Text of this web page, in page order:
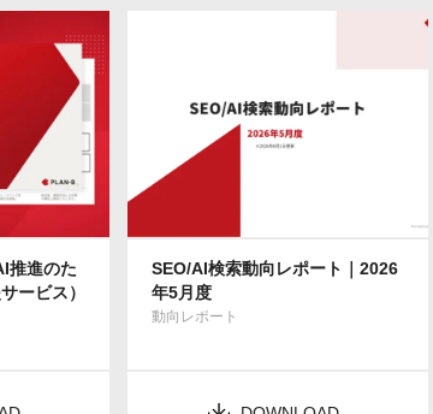
推進のた
ービス）
SEO/AI検索動向レポート｜2026
年5月度
動向レポート